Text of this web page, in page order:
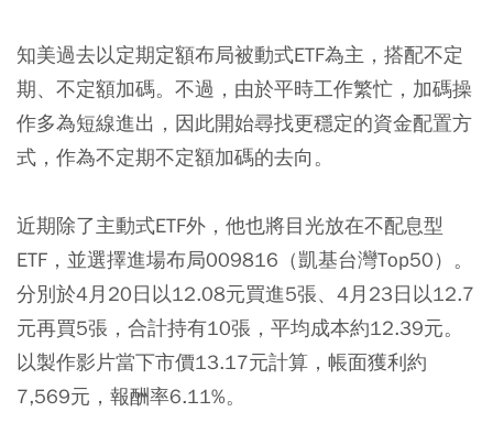
知美過去以定期定額布局被動式ETF為主，搭配不定
期、不定額加碼。不過，由於平時工作繁忙，加碼操
作多為短線進出，因此開始尋找更穩定的資金配置方
式，作為不定期不定額加碼的去向。
近期除了主動式ETF外，他也將目光放在不配息型
ETF，並選擇進場布局009816 （凱基台灣Top50）。
分別於4月20日以12.08元買進5張、4月23日以12.7
元再買5張，合計持有10張，平均成本約12.39元。
以製作影片當下市價13.17元計算，帳面獲利約
7,569元，報酬率6.11%。